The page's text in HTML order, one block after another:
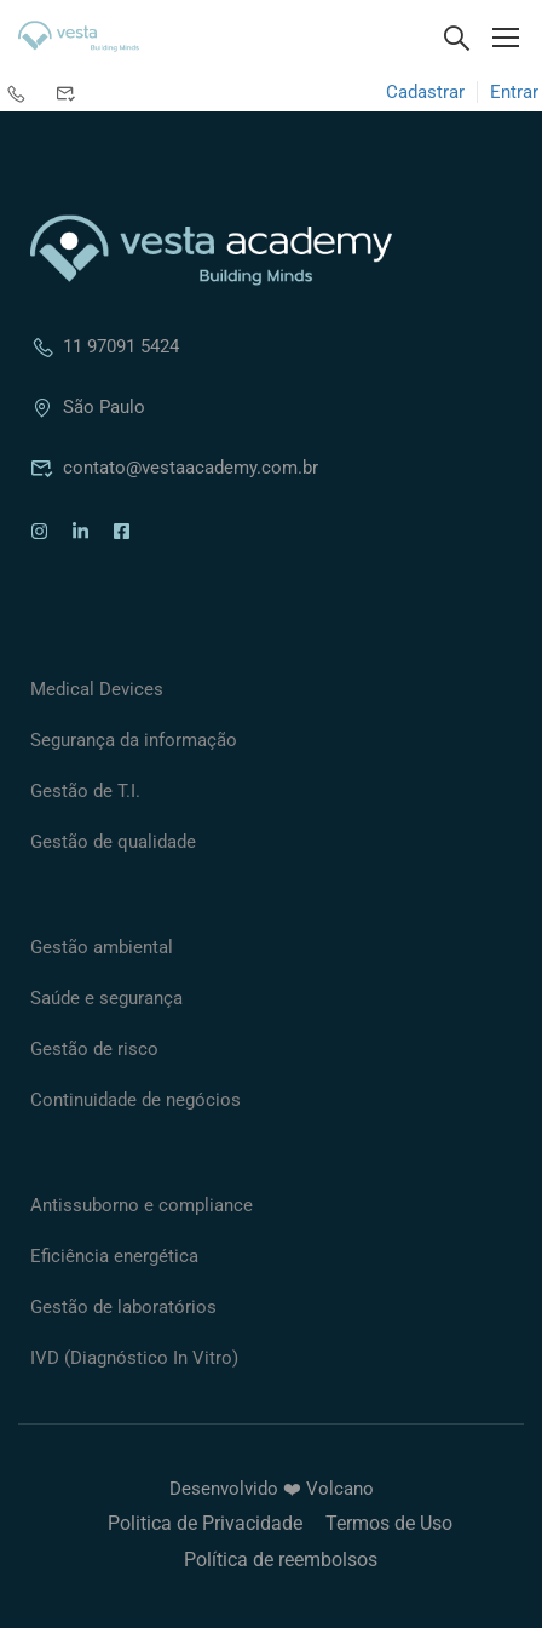
Cadastrar Entrar
11 97091 5424
São Paulo
contato@vestaacademy.com.br
Medical Devices
Segurança da informação
Gestão de T.I.
Gestão de qualidade
Gestão ambiental
Saúde e segurança
Gestão de risco
Continuidade de negócios
Antissuborno e compliance
Eficiência energética
Gestão de laboratórios
IVD (Diagnóstico In Vitro)
Desenvolvido ❤️ Volcano
Politica de Privacidade
Termos de Uso
Política de reembolsos